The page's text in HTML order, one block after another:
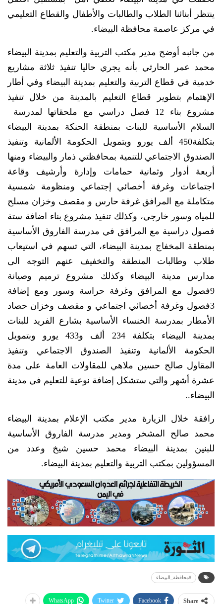
ينتظر أبنائنا الطلاب والطالبات والأطفال والقطاع التعليمي
في مركز عاصمة محافظة البيضاء.
من جانبه أوضح مدير مكتب التربية والتعليم بمدينة البيضاء
محمد عمر الحارثي بأنه يجري حاليا تنفيذ ثلاثة مشاريع
خدمية في قطاع التربية والتعليم بمدينة البيضاء وفي أطار
الإهتمام بتطوير قطاع التعليم بالمدينة من خلال تنفيذ
مشروع بناء 12 فصل دراسي مع ملحقاتها لمدرسة
السلام الأساسية للبنات بمنطقة الحنكة بمدينة البيضاء
بتكلفة450 ألف يورو وبتمويل الحكومة الألمانية وتنفيذ
الصندوق الاجتماعي للتنمية بمحافظتي ذمار والبيضاء ومنها
أربعة أدوار وثمانية حمامات وإدارة وأرشيف وقاعة
اجتماعات وغرفة أخصائي إجتماعي ومنظومة شمسية
متكاملة مع المرافق غرفة حارس و مقصف وخزان مسلح
للمياه وسور خارجي، وكذلك تنفيذ مشروع بناء اضافة ستة
فصول دراسية مع المرافق في مدرسة الفاروق الأساسية
بمنطقة المخفاج بمدينة البيضاء، التي تسهم في استيعاب
طلاب وطالبات المنطقة والتخفيف عنهم التوجه الى
مدارس مدينة البيضاء وكذلك مشروع ترميم وصيانة
9فصول مع المرافق وغرفة حراسة وسور ومع إضافة
3فصول وغرفة أخصائي اجتماعي و مقصف وخزان حصاد
الأمطار بمدرسة الخنساء الأساسية بشارع الفريد للبنات
بمدينة البيضاء بتكلفة 234 ألف و433 يورو وبتمويل
الحكومة الألمانية وتنفيذ الصندوق الاجتماعي وتنفيذ
المقاول صالح حسين ملاهي للمقاولات العامة على مدة
عشرة أشهر والتي ستشكل إضافة نوعية للتعليم في مدينة
البيضاء..
رافقة خلال الزيارة مدير مكتب الإعلام بمدينة البيضاء
محمد صالح المشخر ومدير مدرسة الفاروق الأساسية
للبنين بمدينة البيضاء محمد حسين شيخ وعدد من
المسؤولين بمكتب التربية والتعليم بمدينة البيضاء.
#محافظة_البيضاء
Share
Facebook
Twitter
WhatsApp